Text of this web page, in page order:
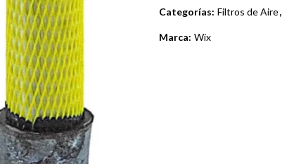
Categorías: Filtros de Aire,
Marca: Wix